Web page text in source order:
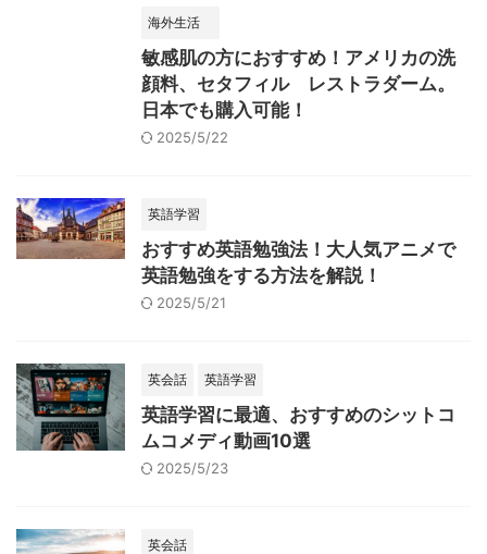
海外生活
敏感肌の方におすすめ！アメリカの洗
顔料、セタフィル レストラダーム。
日本でも購入可能！
2025/5/22
英語学習
おすすめ英語勉強法！大人気アニメで
英語勉強をする方法を解説！
2025/5/21
英会話 英語学習
英語学習に最適、おすすめのシットコ
ムコメディ動画10選
2025/5/23
英会話